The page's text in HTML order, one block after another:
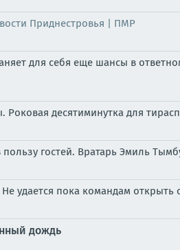
Приднестровья | ПМР
для себя еще шансы в
десятиминутка для
пользу гостей. Вратарь Эмиль
удается пока командам открыть
дождь